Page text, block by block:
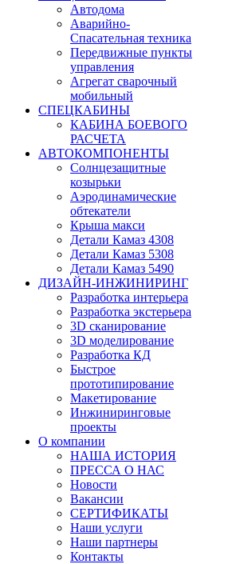
Автодома
Аварийно-
Спасательная техника
Передвижные пункты
управления
Агрегат сварочный
мобильный
СПЕЦКАБИНЫ
КАБИНА БОЕВОГО
РАСЧЕТА
АВТОКОМПОНЕНТЫ
Солнцезащитные
козырьки
Аэродинамические
обтекатели
Крыша макси
Детали Камаз 4308
Детали Камаз 5308
Детали Камаз 5490
ДИЗАЙН-ИНЖИНИРИНГ
Разработка интерьера
Разработка экстерьера
3D сканирование
3D моделирование
Разработка КД
Быстрое
прототипирование
Макетирование
Инжиниринговые
проекты
О компании
НАША ИСТОРИЯ
ПРЕССА О НАС
Новости
Вакансии
СЕРТИФИКАТЫ
Наши услуги
Наши партнеры
Контакты